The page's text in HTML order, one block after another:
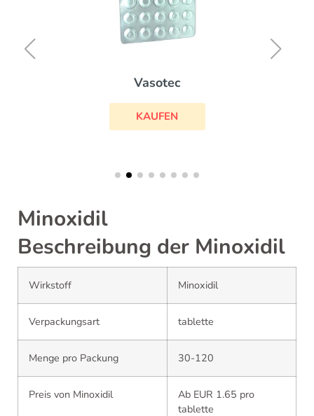
Vasotec
KAUFEN
Minoxidil
Beschreibung der Minoxidil
Wirkstoff Minoxidil
Verpackungsart tablette
Menge pro Packung 30-120
Preis von Minoxidil
Ab EUR 1.65 pro
tablette